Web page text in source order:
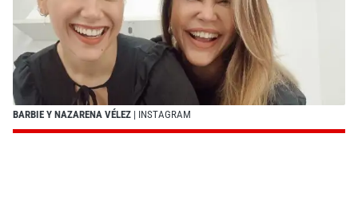
BARBIE Y NAZARENA VÉLEZ | INSTAGRAM